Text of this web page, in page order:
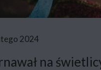
2024
na